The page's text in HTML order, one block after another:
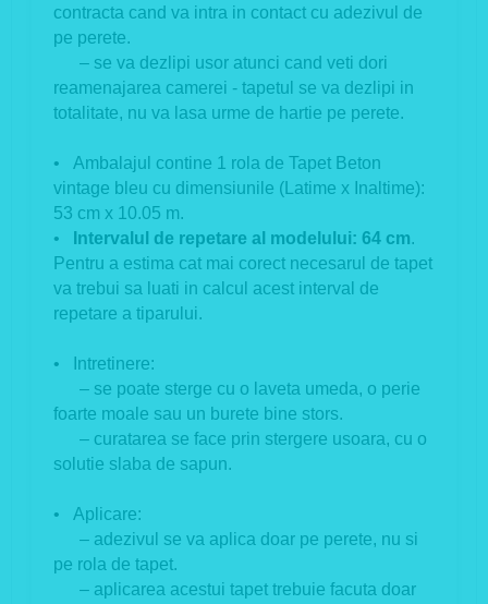
contracta cand va intra in contact cu adezivul de
pe perete.
– se va dezlipi usor atunci cand veti dori
reamenajarea camerei - tapetul se va dezlipi in
totalitate, nu va lasa urme de hartie pe perete.
• Ambalajul contine 1 rola de Tapet Beton
vintage bleu cu dimensiunile (Latime x Inaltime):
53 cm x 10.05 m.
•
Intervalul de repetare al modelului: 64 cm.
Pentru a estima cat mai corect necesarul de tapet
va trebui sa luati in calcul acest interval de
repetare a tiparului.
• Intretinere:
– se poate sterge cu o laveta umeda, o perie
foarte moale sau un burete bine stors.
– curatarea se face prin stergere usoara, cu o
solutie slaba de sapun.
• Aplicare:
– adezivul se va aplica doar pe perete, nu si
pe rola de tapet.
– aplicarea acestui tapet trebuie facuta doar